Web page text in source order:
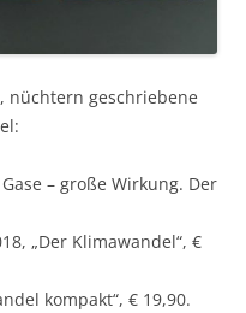
nüchtern geschriebene
– große Wirkung. Der
„Der Klimawandel“, €
kompakt“, € 19,90.